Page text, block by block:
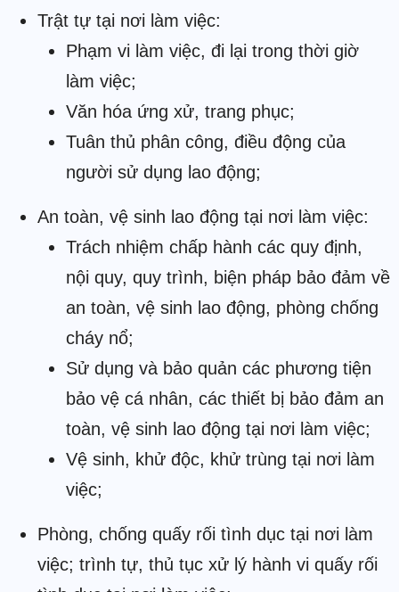
Trật tự tại nơi làm việc:
Phạm vi làm việc, đi lại trong thời giờ
làm việc;
Văn hóa ứng xử, trang phục;
Tuân thủ phân công, điều động của
người sử dụng lao động;
An toàn, vệ sinh lao động tại nơi làm việc:
Trách nhiệm chấp hành các quy định,
nội quy, quy trình, biện pháp bảo đảm về
an toàn, vệ sinh lao động, phòng chống
cháy nổ;
Sử dụng và bảo quản các phương tiện
bảo vệ cá nhân, các thiết bị bảo đảm an
toàn, vệ sinh lao động tại nơi làm việc;
Vệ sinh, khử độc, khử trùng tại nơi làm
việc;
Phòng, chống quấy rối tình dục tại nơi làm
việc; trình tự, thủ tục xử lý hành vi quấy rối